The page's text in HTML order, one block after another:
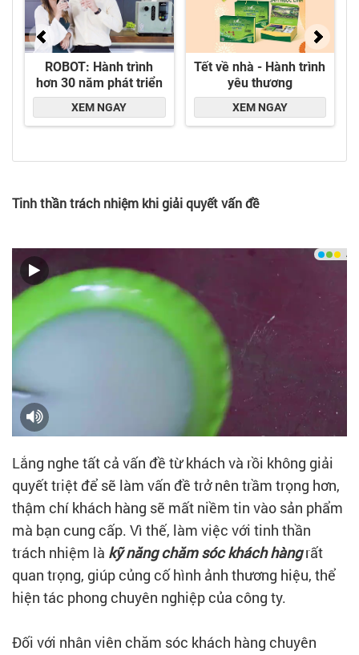
Tinh thần trách nhiệm khi giải quyết vấn đề
Lắng nghe tất cả vấn đề từ khách và rồi không giải
quyết triệt để sẽ làm vấn đề trở nên trầm trọng hơn,
thậm chí khách hàng sẽ mất niềm tin vào sản phẩm
mà bạn cung cấp. Vì thế, làm việc với tinh thần
trách nhiệm là kỹ năng chăm sóc khách hàngrất
quan trọng, giúp củng cố hình ảnh thương hiệu, thể
hiện tác phong chuyên nghiệp của công ty.
Đối với nhân viên chăm sóc khách hàng chuyên